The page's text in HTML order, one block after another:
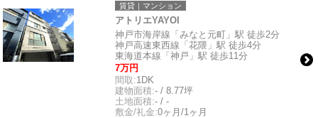
賃貸｜マンション
アトリエYAYOI
神戸市海岸線「みなと元町」駅 徒歩2分
神戸高速東西線「花隈」駅 徒歩4分
東海道本線「神戸」駅 徒歩11分
7万円
間取:1DK
建物面積:- / 8.77坪
土地面積:- / -
敷金/礼金:0ヶ月/1ヶ月